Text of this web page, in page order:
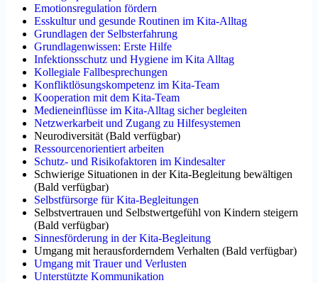
Emotionsregulation fördern
Esskultur und gesunde Routinen im Kita-Alltag
Grundlagen der Selbsterfahrung
Grundlagenwissen: Erste Hilfe
Infektionsschutz und Hygiene im Kita Alltag
Kollegiale Fallbesprechungen
Konfliktlösungskompetenz im Kita-Team
Kooperation mit dem Kita-Team
Medieneinflüsse im Kita-Alltag sicher begleiten
Netzwerkarbeit und Zugang zu Hilfesystemen
Neurodiversität (Bald verfügbar)
Ressourcenorientiert arbeiten
Schutz- und Risikofaktoren im Kindesalter
Schwierige Situationen in der Kita-Begleitung bewältigen
(Bald verfügbar)
Selbstfürsorge für Kita-Begleitungen
Selbstvertrauen und Selbstwertgefühl von Kindern steigern
(Bald verfügbar)
Sinnesförderung in der Kita-Begleitung
Umgang mit herausforderndem Verhalten (Bald verfügbar)
Umgang mit Trauer und Verlusten
Unterstützte Kommunikation